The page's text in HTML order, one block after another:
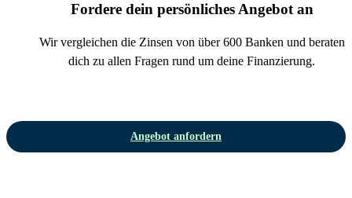
Fordere dein persönliches Angebot an
Wir vergleichen die Zinsen von über 600 Banken und beraten
dich zu allen Fragen rund um deine Finanzierung.
Angebot anfordern